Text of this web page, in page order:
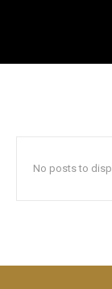
No posts to